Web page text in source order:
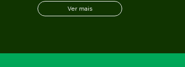
Ver mais